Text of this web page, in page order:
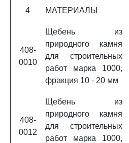
4 МАТЕРИАЛЫ
408-
0010
Щебень из
природного камня
для строительных
работ марка 1000,
фракция 10 - 20 мм
408-
0012
Щебень из
природного камня
для строительных
работ марка 1000,